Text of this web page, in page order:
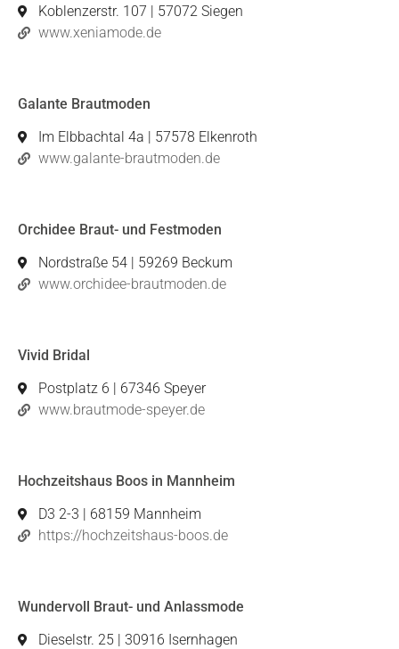
Koblenzerstr. 107 | 57072 Siegen
www.xeniamode.de
Galante Brautmoden
Im Elbbachtal 4a | 57578 Elkenroth
www.galante-brautmoden.de
Orchidee Braut- und Festmoden
Nordstraße 54 | 59269 Beckum
www.orchidee-brautmoden.de
Vivid Bridal
Postplatz 6 | 67346 Speyer
www.brautmode-speyer.de
Hochzeitshaus Boos in Mannheim
D3 2-3 | 68159 Mannheim
https://hochzeitshaus-boos.de
Wundervoll Braut- und Anlassmode
Dieselstr. 25 | 30916 Isernhagen